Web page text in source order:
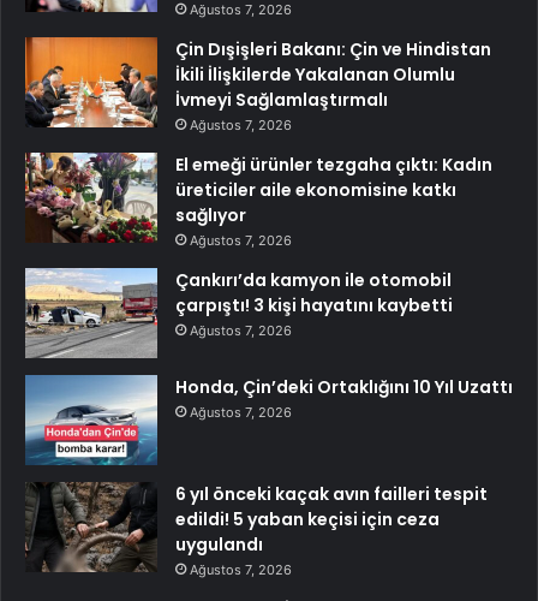
Ağustos 7, 2026
Çin Dışişleri Bakanı: Çin ve Hindistan
İkili İlişkilerde Yakalanan Olumlu
İvmeyi Sağlamlaştırmalı
Ağustos 7, 2026
El emeği ürünler tezgaha çıktı: Kadın
üreticiler aile ekonomisine katkı
sağlıyor
Ağustos 7, 2026
Çankırı’da kamyon ile otomobil
çarpıştı! 3 kişi hayatını kaybetti
Ağustos 7, 2026
Honda, Çin’deki Ortaklığını 10 Yıl Uzattı
Ağustos 7, 2026
6 yıl önceki kaçak avın failleri tespit
edildi! 5 yaban keçisi için ceza
uygulandı
Ağustos 7, 2026